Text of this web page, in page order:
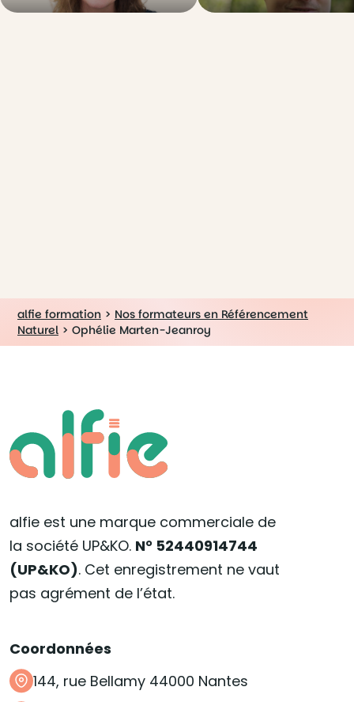
alfie formation > Nos formateurs en Référencement
Naturel > Ophélie Marten-Jeanroy
alfie est une marque commerciale de
la société UP&KO. N° 52440914744
(UP&KO). Cet enregistrement ne vaut
pas agrément de l’état.
Coordonnées
144, rue Bellamy 44000 Nantes